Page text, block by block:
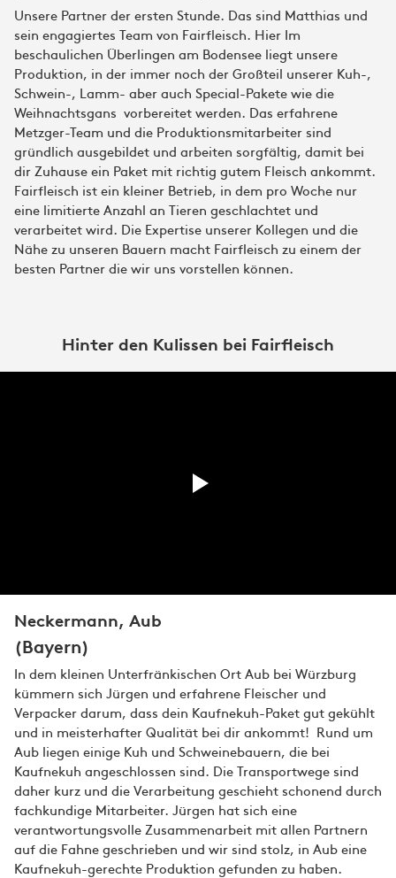
Unsere Partner der ersten Stunde. Das sind Matthias und
sein engagiertes Team von Fairfleisch. Hier Im
beschaulichen Überlingen am Bodensee liegt unsere
Produktion, in der immer noch der Großteil unserer Kuh-,
Schwein-, Lamm- aber auch Special-Pakete wie die
Weihnachtsgans vorbereitet werden. Das erfahrene
Metzger-Team und die Produktionsmitarbeiter sind
gründlich ausgebildet und arbeiten sorgfältig, damit bei
dir Zuhause ein Paket mit richtig gutem Fleisch ankommt.
Fairfleisch ist ein kleiner Betrieb, in dem pro Woche nur
eine limitierte Anzahl an Tieren geschlachtet und
verarbeitet wird. Die Expertise unserer Kollegen und die
Nähe zu unseren Bauern macht Fairfleisch zu einem der
besten Partner die wir uns vorstellen können.
Hinter den Kulissen bei Fairfleisch
Neckermann, Aub
(Bayern)
In dem kleinen Unterfränkischen Ort Aub bei Würzburg
kümmern sich Jürgen und erfahrene Fleischer und
Verpacker darum, dass dein Kaufnekuh-Paket gut gekühlt
und in meisterhafter Qualität bei dir ankommt! Rund um
Aub liegen einige Kuh und Schweinebauern, die bei
Kaufnekuh angeschlossen sind. Die Transportwege sind
daher kurz und die Verarbeitung geschieht schonend durch
fachkundige Mitarbeiter. Jürgen hat sich eine
verantwortungsvolle Zusammenarbeit mit allen Partnern
auf die Fahne geschrieben und wir sind stolz, in Aub eine
Kaufnekuh-gerechte Produktion gefunden zu haben.